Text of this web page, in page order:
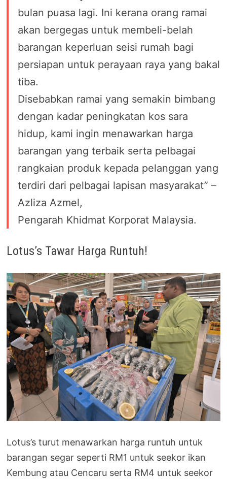
bulan puasa lagi. Ini kerana orang ramai
akan bergegas untuk membeli-belah
barangan keperluan seisi rumah bagi
persiapan untuk perayaan raya yang bakal
tiba.
Disebabkan ramai yang semakin bimbang
dengan kadar peningkatan kos sara
hidup, kami ingin menawarkan harga
barangan yang terbaik serta pelbagai
rangkaian produk kepada pelanggan yang
terdiri dari pelbagai lapisan masyarakat” –
Azliza Azmel,
Pengarah Khidmat Korporat Malaysia.
Lotus’s Tawar Harga Runtuh!
Lotus’s turut menawarkan harga runtuh untuk
barangan segar seperti RM1 untuk seekor ikan
Kembung atau Cencaru serta RM4 untuk seekor